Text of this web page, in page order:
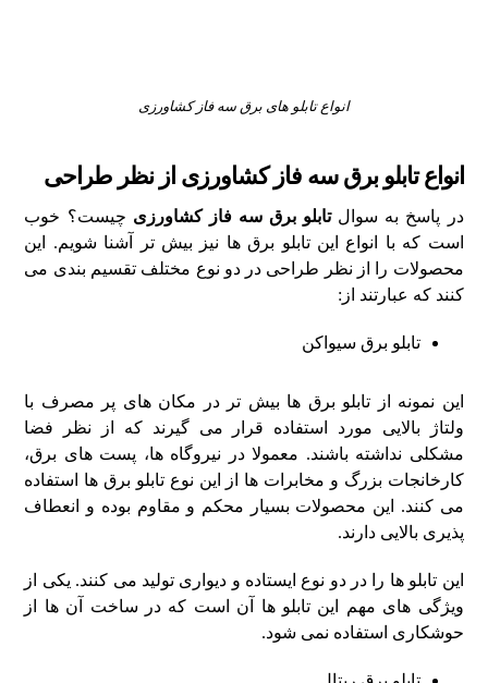
انواع تابلو های برق سه فاز کشاورزی
انواع تابلو برق سه فاز کشاورزی از نظر طراحی
در پاسخ به سوالتابلو برق سه فاز کشاورزی چیست؟ خوب
است که با انواع این تابلو برق ها نیز بیش تر آشنا شویم. این
محصولات را از نظر طراحی در دو نوع مختلف تقسیم بندی می
کنند که عبارتند از:
تابلو برق سیواکن
این نمونه از تابلو برق ها بیش تر در مکان های پر مصرف با
ولتاژ بالایی مورد استفاده قرار می گیرند که از نظر فضا
مشکلی نداشته باشند. معمولا در نیروگاه ها، پست های برق،
کارخانجات بزرگ و مخابرات ها از این نوع تابلو برق ها استفاده
می کنند. این محصولات بسیار محکم و مقاوم بوده و انعطاف
پذیری بالایی دارند.
این تابلو ها را در دو نوع ایستاده و دیواری تولید می کنند. یکی از
ویژگی های مهم این تابلو ها آن است که در ساخت آن ها از
حوشکاری استفاده نمی شود.